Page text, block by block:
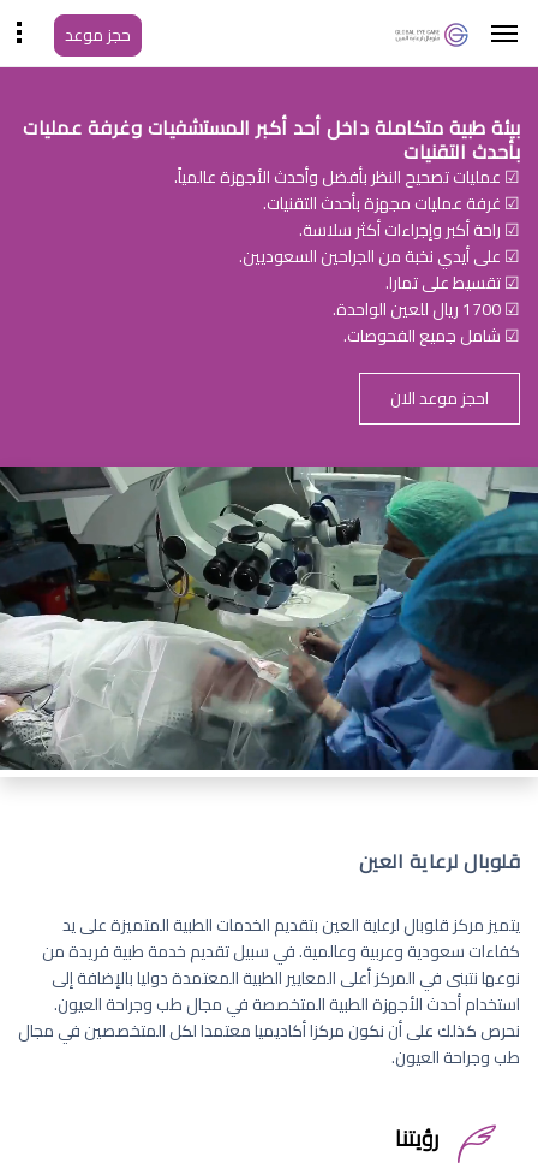
حجز موعد
بيئة طبية متكاملة داخل أحد أكبر المستشفيات وغرفة عمليات
بأحدث التقنيات
☑ عمليات تصحيح النظر بأفضل وأحدث الأجهزة عالمياً.
☑ غرفة عمليات مجهزة بأحدث التقنيات.
☑ راحة أكبر وإجراءات أكثر سلاسة.
☑ على أيدي نخبة من الجراحين السعوديين.
☑ تقسيط على تمارا.
☑ 1700 ريال للعين الواحدة.
☑ شامل جميع الفحوصات.
احجز موعد الان
قلوبال لرعاية العين
يتميز مركز قلوبال لرعاية العين بتقديم الخدمات الطبية المتميزة على يد
كفاءات سعودية وعربية وعالمية. في سبيل تقديم خدمة طبية فريدة من
نوعها نتبنى في المركز أعلى المعايير الطبية المعتمدة دوليا بالإضافة إلى
استخدام أحدث الأجهزة الطبية المتخصصة في مجال طب وجراحة العيون.
نحرص كذلك على أن نكون مركزا أكاديميا معتمدا لكل المتخصصين في مجال
طب وجراحة العيون.
رؤيتنا